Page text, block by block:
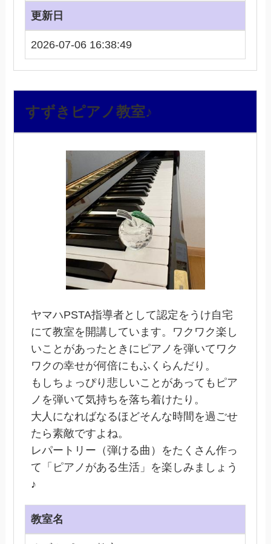
更新日
2026-07-06 16:38:49
すずきピアノ教室♪
ヤマハPSTA指導者として認定をうけ自宅
にて教室を開講しています。ワクワク楽し
いことがあったときにピアノを弾いてワク
ワクの幸せが何倍にもふくらんだり。
もしちょっぴり悲しいことがあってもピア
ノを弾いて気持ちを落ち着けたり。
大人になればなるほどそんな時間を過ごせ
たら素敵ですよね。
レパートリー（弾ける曲）をたくさん作っ
て「ピアノがある生活」を楽しみましょう
♪
教室名